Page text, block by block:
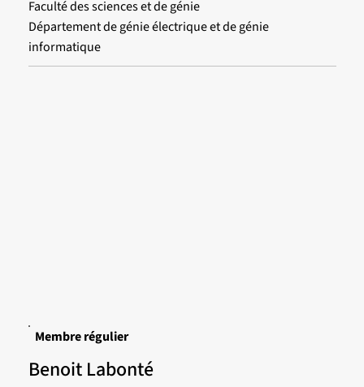
Faculté des sciences et de génie
Département de génie électrique et de génie
informatique
Membre régulier
Benoit Labonté